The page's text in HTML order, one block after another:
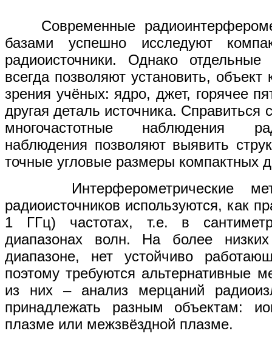
Современные
базами успешно исследуют
радиоисточники. Однако
всегда позволяют установить,
зрения учёных: ядро, джет, горячее
другая деталь источника. Справиться
многочастотные наблюдения
наблюдения позволяют выявить
точные угловые размеры компактных
Интерферометрические
радиоисточников используются, как
1 ГГц) частотах, т.е. в
диапазонах волн. На более
диапазоне, нет устойчиво
поэтому требуются альтернативные
из них – анализ мерцаний
принадлежать разным объектам:
плазме или межзвёздной плазме.